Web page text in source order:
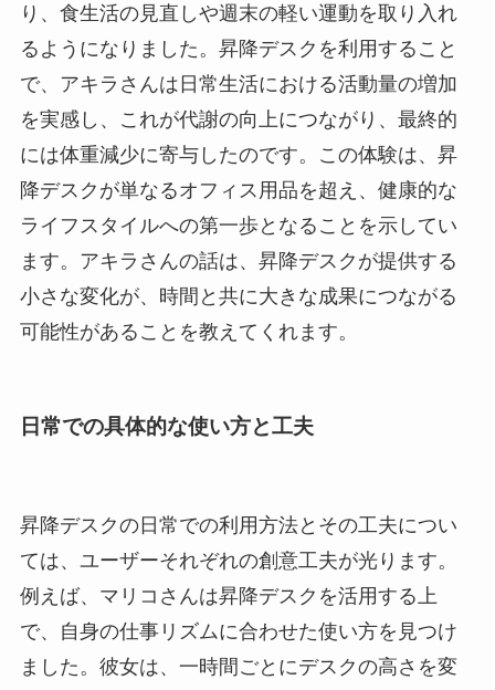
り、食生活の見直しや週末の軽い運動を取り入れ
るようになりました。昇降デスクを利用すること
で、アキラさんは日常生活における活動量の増加
を実感し、これが代謝の向上につながり、最終的
には体重減少に寄与したのです。この体験は、昇
降デスクが単なるオフィス用品を超え、健康的な
ライフスタイルへの第一歩となることを示してい
ます。アキラさんの話は、昇降デスクが提供する
小さな変化が、時間と共に大きな成果につながる
可能性があることを教えてくれます。
日常での具体的な使い方と工夫
昇降デスクの日常での利用方法とその工夫につい
ては、ユーザーそれぞれの創意工夫が光ります。
例えば、マリコさんは昇降デスクを活用する上
で、自身の仕事リズムに合わせた使い方を見つけ
ました。彼女は、一時間ごとにデスクの高さを変